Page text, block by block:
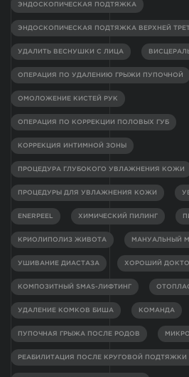
ЭНДОСКОПИЧЕСКАЯ ПОДТЯЖКА
ЭНДОСКОПИЧЕСКАЯ ПОДТЯЖКА ВЕРХНЕЙ
УДАЛИТЬ ВЕСНУШКИ С ЛИЦА
ОПЕРАЦИЯ ПО УДАЛЕНИЮ ГРЫЖИ ПУПОЧНОЙ
ОМОЛОЖЕНИЕ КИСТЕЙ РУК
ОПЕРАЦИЯ ПО КОРРЕКЦИИ ПОЛОВЫХ ГУБ
КОРРЕКЦИЯ ИНТИМНОЙ ЗОНЫ
ПРОЦЕДУРА ГЛУБОКОГО УВЛАЖНЕНИЯ КОЖИ
ПРОЦЕДУРЫ ДЛЯ УВЛАЖНЕНИЯ КОЖИ
ENERPEEL ХИМИЧЕСКИЙ ПИЛИНГ
КРИОЛИПОЛИЗ ЖИВОТА МАНУАЛЬНЫЙ
УШИВАНИЕ ДИАСТАЗА ХОРОШИЙ
КОМПОЗИТНЫЙ SMAS-ЛИФТИНГ
УДАЛЕНИЕ КОМКОВ БИША КОМАНДА
ПУПОЧНАЯ ГРЫЖА ПОСЛЕ РОДОВ
РЕАБИЛИТАЦИЯ ПОСЛЕ КРУГОВОЙ ПОДТЯЖКИ